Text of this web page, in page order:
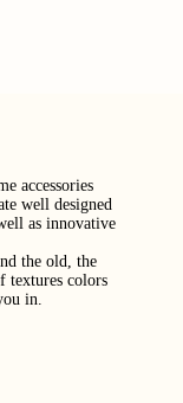
accessories
well designed
as innovative
the old, the
textures colors
in.